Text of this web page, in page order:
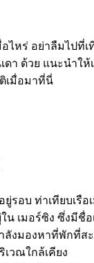
อไหร่ อย่าลืมไปที่
ดา ด้วย แนะนำใ
เมื่อมาที่นี่
รอบ ท่าเทียบเรือ
น เมอร์ซิง ซึ่งมีชื่
ลังมองหาที่พักที่ส
วณใกล้เคียง